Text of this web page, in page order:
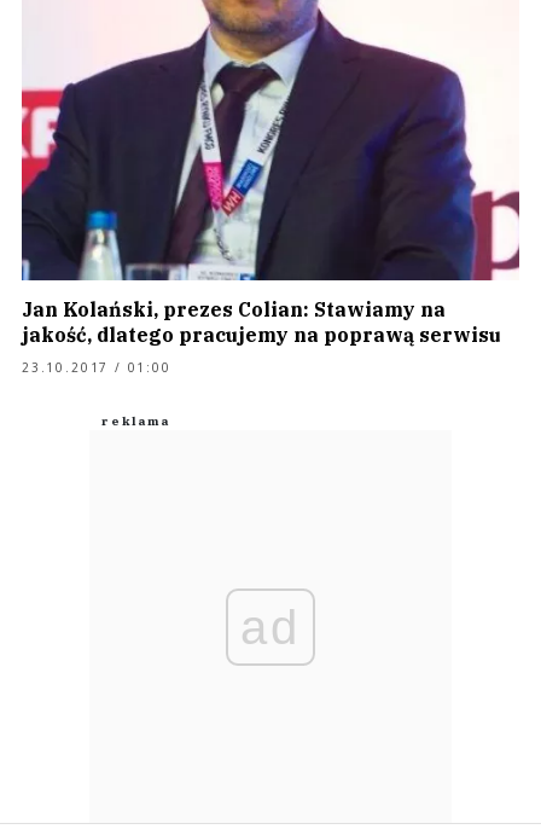
Jan Kolański, prezes Colian: Stawiamy na
jakość, dlatego pracujemy na poprawą serwisu
23.10.2017 / 01:00
ad